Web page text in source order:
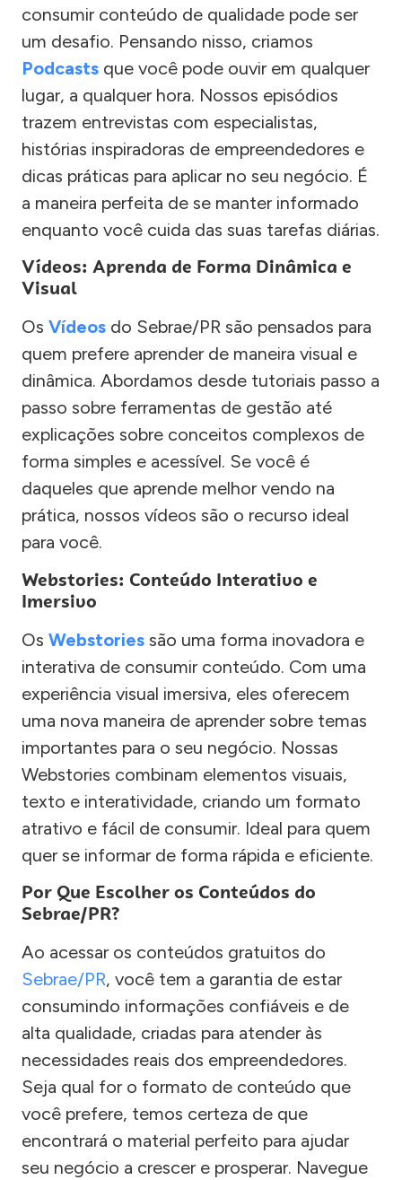
consumir conteúdo de qualidade pode ser
um desafio. Pensando nisso, criamos
Podcasts que você pode ouvir em qualquer
lugar, a qualquer hora. Nossos episódios
trazem entrevistas com especialistas,
histórias inspiradoras de empreendedores e
dicas práticas para aplicar no seu negócio. É
a maneira perfeita de se manter informado
enquanto você cuida das suas tarefas diárias.
Vídeos: Aprenda de Forma Dinâmica e
Visual
Os Vídeos do Sebrae/PR são pensados para
quem prefere aprender de maneira visual e
dinâmica. Abordamos desde tutoriais passo a
passo sobre ferramentas de gestão até
explicações sobre conceitos complexos de
forma simples e acessível. Se você é
daqueles que aprende melhor vendo na
prática, nossos vídeos são o recurso ideal
para você.
Webstories: Conteúdo Interativo e
Imersivo
Os Webstories são uma forma inovadora e
interativa de consumir conteúdo. Com uma
experiência visual imersiva, eles oferecem
uma nova maneira de aprender sobre temas
importantes para o seu negócio. Nossas
Webstories combinam elementos visuais,
texto e interatividade, criando um formato
atrativo e fácil de consumir. Ideal para quem
quer se informar de forma rápida e eficiente.
Por Que Escolher os Conteúdos do
Sebrae/PR?
Ao acessar os conteúdos gratuitos do
Sebrae/PR, você tem a garantia de estar
consumindo informações confiáveis e de
alta qualidade, criadas para atender às
necessidades reais dos empreendedores.
Seja qual for o formato de conteúdo que
você prefere, temos certeza de que
encontrará o material perfeito para ajudar
seu negócio a crescer e prosperar. Navegue